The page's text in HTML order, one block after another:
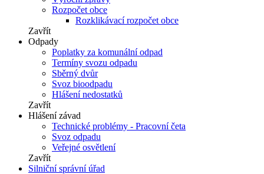
Rozpočet obce
Rozklikávací rozpočet obce
Zavřít
Odpady
Poplatky za komunální odpad
Termíny svozu odpadu
Sběrný dvůr
Svoz bioodpadu
Hlášení nedostatků
Zavřít
Hlášení závad
Technické problémy - Pracovní četa
Svoz odpadu
Veřejné osvětlení
Zavřít
Silniční správní úřad